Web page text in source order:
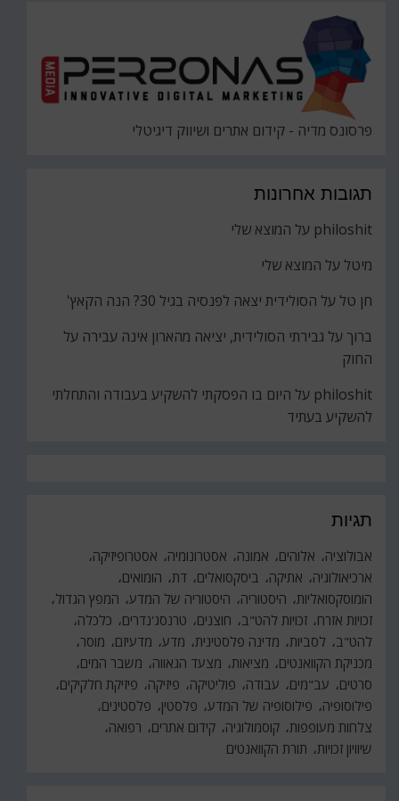
פרסונס מדיה - קידום אתרים ושיווק דיגיטלי
תגובות אחרונות
philoshit על המוצא שלי
מיטל על המוצא שלי
חן טל על הסולידית יצאה לפנסיה בגיל 30? הנה הקאץ'
ברוך על גבירתי הסולידית, יציאה מהארון אינה עבירה על
החוק
philoshit על היום בו הפסקתי להשקיע בעבודה והתחלתי
להשקיע בעתיד
תגיות
אבולוציה אלוהים אמונה אסטרונומיה
אסטרופיזיקה
ארכיאולוגיה
אתיקה ביסקסואלים דת הומואים
הומוסקסואליות היסטוריה היסטוריה של המדע המפץ הגדול
זכויות אזרח זכויות להט"ב חוצנים טרנסג'נדרים
כלכלה
להט"ב
לסביות מדינה פלסטינית מדע מדעיזם
מוסר
מכניקת הקוואנטים
מציאות מצעד הגאווה
משבר המים
סרטים
עב"מים עבודה פוליטיקה פיזיקה
פיזיקת חלקיקים
פילוסופיה
פילוסופיה של המדע פלסטין פלסטינים
צלחות מעופפות קוסמולוגיה קידום אתרים
רפואה
שיוויון זכויות תורת הקוואנטים